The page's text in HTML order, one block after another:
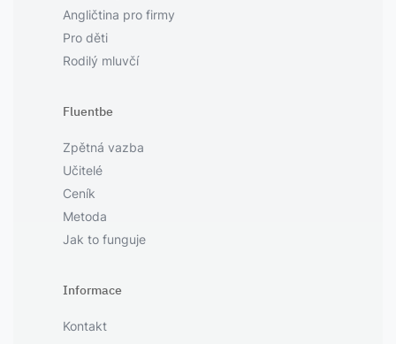
Angličtina pro firmy
Pro děti
Rodilý mluvčí
Fluentbe
Zpětná vazba
Učitelé
Ceník
Metoda
Jak to funguje
Informace
Kontakt